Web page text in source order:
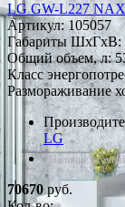
LG GW-L227
Артикул:105057
Габариты ШxГxВ:
Общий объем, л:
Класс
Размораживание
LG
*Наличие
70670 руб.